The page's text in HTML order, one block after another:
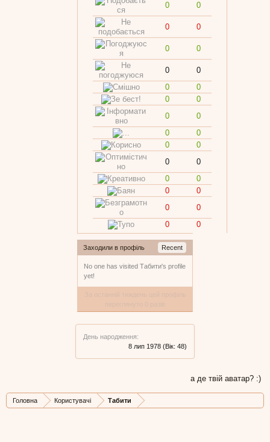
0 0
0 0
0 0
0
0
0
0
0
0
0
0
0
0
0
0
0
0
0
0
0
0
0
0
0
0
Заходили в профіль Recent
No one has visited Табити's profile
yet!
День народження:
8 лип 1978 (Вік: 48)
а де твій аватар? :)
Головна Користувачі Табити